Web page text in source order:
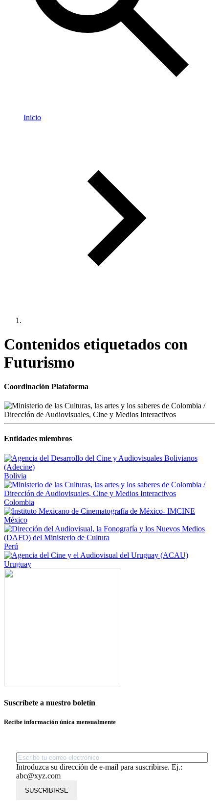
Inicio
Contenidos etiquetados con
Futurismo
Coordinación Plataforma
Entidades miembros
Bolivia
Colombia
México
Perú
Uruguay
Suscríbete a nuestro boletín
Recibe información única mensualmente
Introduzca su dirección de e-mail para suscribirse. Ej.:
abc@xyz.com
SUSCRIBIRSE